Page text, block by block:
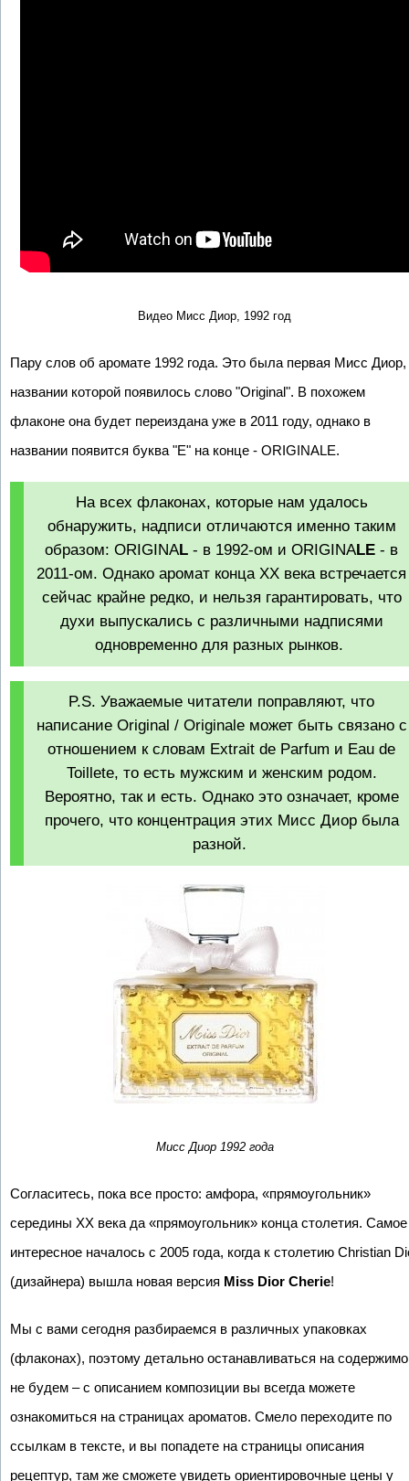
Видео Мисс Диор, 1992 год
Пару слов об аромате 1992 года. Это была первая Мисс Диор,
названии которой появилось слово "Original". В похожем
флаконе она будет переиздана уже в 2011 году, однако в
названии появится буква "Е" на конце - ORIGINALE.
На всех флаконах, которые нам удалось
обнаружить, надписи отличаются именно таким
образом: ORIGINAL - в 1992-ом и ORIGINALE - в
2011-ом. Однако аромат конца ХХ века встречается
сейчас крайне редко, и нельзя гарантировать, что
духи выпускались с различными надписями
одновременно для разных рынков.
P.S. Уважаемые читатели поправляют, что
написание Original / Originale может быть связано с
отношением к словам Extrait de Parfum и Eau de
Toillete, то есть мужским и женским родом.
Вероятно, так и есть. Однако это означает, кроме
прочего, что концентрация этих Мисс Диор была
разной.
Мисс Диор 1992 года
Согласитесь, пока все просто: амфора, «прямоугольник»
середины ХХ века да «прямоугольник» конца столетия. Самое
интересное началось с 2005 года, когда к столетию Christian
(дизайнера) вышла новая версия Miss Dior Cherie!
Мы с вами сегодня разбираемся в различных упаковках
(флаконах), поэтому детально останавливаться на
не будем – с описанием композиции вы всегда можете
ознакомиться на страницах ароматов. Смело переходите по
ссылкам в тексте, и вы попадете на страницы описания
рецептур, там же сможете увидеть ориентировочные цены у